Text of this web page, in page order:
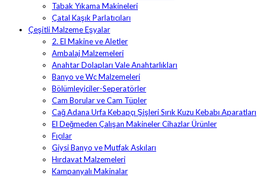
Tabak Yıkama Makineleri
Çatal Kaşık Parlatıcıları
Çeşitli Malzeme Eşyalar
2. El Makine ve Aletler
Ambalaj Malzemeleri
Anahtar Dolapları Vale Anahtarlıkları
Banyo ve Wc Malzemeleri
Bölümleyiciler-Seperatörler
Cam Borular ve Cam Tüpler
Cağ Adana Urfa Kebapçı Şişleri Sırık Kuzu Kebabı Aparatları
El Değmeden Çalışan Makineler Cihazlar Ürünler
Fıçılar
Giysi Banyo ve Mutfak Askıları
Hırdavat Malzemeleri
Kampanyalı Makinalar